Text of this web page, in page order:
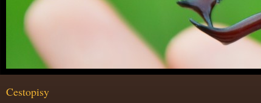
Cestopisy